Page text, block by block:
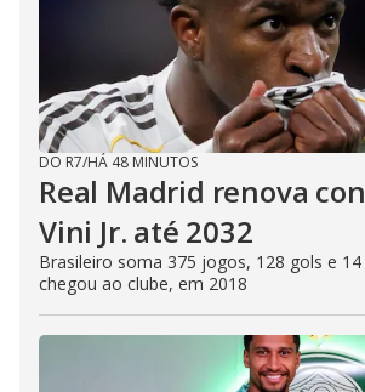
DO R7/HÁ 48 MINUTOS
Real Madrid renova
Vini Jr. até 2032
Brasileiro soma 375 jogos, 128 gols e
chegou ao clube, em 2018